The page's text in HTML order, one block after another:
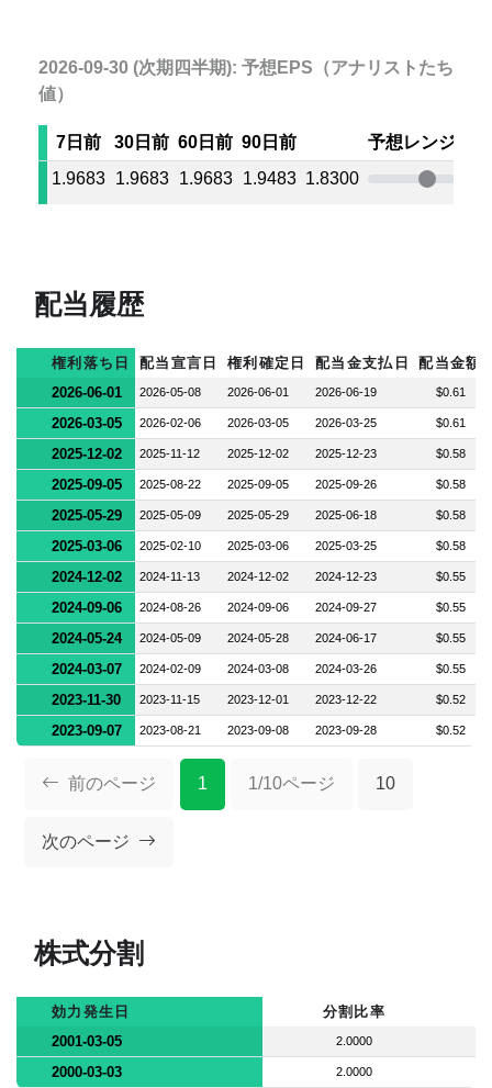
2026-09-30 (次期四半期): 予想EPS（アナリストたちの平
値）
7日前 30日前 60日前 90日前
予想レンジ
1.9683 1.9683 1.9683 1.9483 1.8300
配当履歴
権利落ち日 配当宣言日 権利確定日 配当金支払日
配当金額
2026-06-01
2026-05-08 2026-06-01 2026-06-19 $0.61
2026-03-05 2026-02-06 2026-03-05 2026-03-25 $0.61
2025-12-02 2025-11-12 2025-12-02 2025-12-23 $0.58
2025-09-05 2025-08-22 2025-09-05 2025-09-26 $0.58
2025-05-29 2025-05-09 2025-05-29 2025-06-18 $0.58
2025-03-06 2025-02-10 2025-03-06 2025-03-25 $0.58
2024-12-02 2024-11-13 2024-12-02 2024-12-23 $0.55
2024-09-06 2024-08-26 2024-09-06 2024-09-27 $0.55
2024-05-24 2024-05-09 2024-05-28 2024-06-17 $0.55
2024-03-07 2024-02-09 2024-03-08 2024-03-26 $0.55
2023-11-30 2023-11-15 2023-12-01 2023-12-22 $0.52
2023-09-07 2023-08-21 2023-09-08 2023-09-28 $0.52
前のページ 1 1/10ページ 10
次のページ
株式分割
効力発生日
分割比率
2001-03-05
2.0000
2000-03-03 2.0000